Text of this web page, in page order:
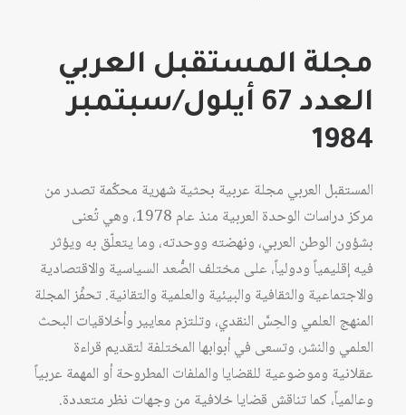
مجلة المستقبل العربي
العدد 67 أيلول/سبتمبر
1984
المستقبل العربي مجلة عربية بحثية شهرية محكّمة تصدر من
مركز دراسات الوحدة العربية منذ عام 1978، وهي تُعنى
بشؤون الوطن العربي، ونهضته ووحدته، وما يتعلّق به ويؤثر
فيه إقليمياً ودولياً، على مختلف الصُّعد السياسية والاقتصادية
والاجتماعية والثقافية والبيئية والعلمية والتقانية. تحفِّز المجلة
المنهج العلمي والحِسَّ النقدي، وتلتزم معايير وأخلاقيات البحث
العلمي والنشر، وتسعى في أبوابها المختلفة لتقديم قراءة
عقلانية وموضوعية للقضايا والملفات المطروحة أو المهمة عربياً
وعالمياً، كما تناقش قضايا خلافية من وجهات نظر متعددة.